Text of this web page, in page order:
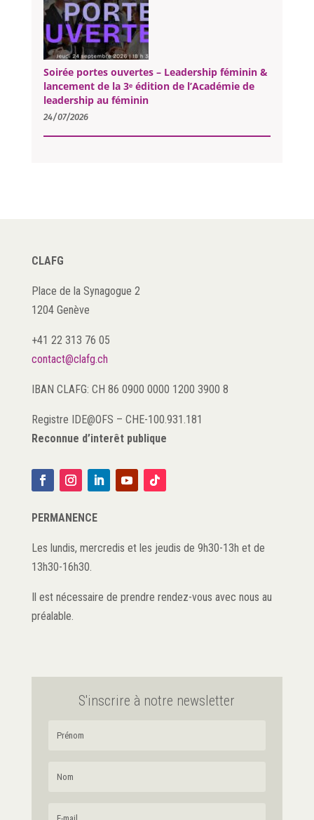
Soirée portes ouvertes – Leadership féminin &
lancement de la 3ᵉ édition de l’Académie de
leadership au féminin
24/07/2026
CLAFG
Place de la Synagogue 2
1204 Genève
+41 22 313 76 05
contact@clafg.ch
IBAN CLAFG: CH 86 0900 0000 1200 3900 8
Registre IDE@OFS – CHE-100.931.181
Reconnue d’interêt publique
PERMANENCE
Les lundis, mercredis et les jeudis de 9h30-13h et de
13h30-16h30.
Il est nécessaire de prendre rendez-vous avec nous au
préalable.
S'inscrire à notre newsletter